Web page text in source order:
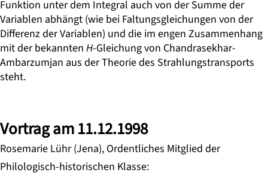
Funktion unter dem Integral auch von der Summe der
Variablen abhängt (wie bei Faltungsgleichungen von der
Differenz der Variablen) und die im engen Zusammenhang
mit der bekannten H-Gleichung von Chandrasekhar-
Ambarzumjan aus der Theorie des Strahlungstransports
steht.
Vortrag am 11.12.1998
Rosemarie Lühr (Jena), Ordentliches Mitglied der
Philologisch-historischen Klasse: